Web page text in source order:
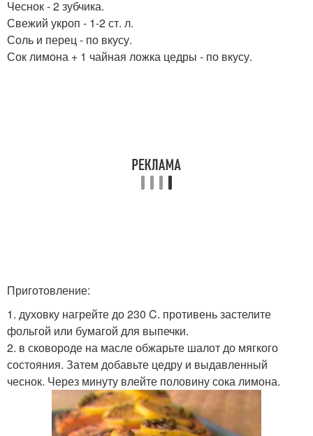
Чеснок - 2 зубчика.
Свежий укроп - 1-2 ст. л.
Соль и перец - по вкусу.
Сок лимона + 1 чайная ложка цедры - по вкусу.
Приготовление:
1. духовку нагрейте до 230 C. противень застелите
фольгой или бумагой для выпечки.
2. в сковороде на масле обжарьте шалот до мягкого
состояния. Затем добавьте цедру и выдавленный
чеснок. Через минуту влейте половину сока лимона.